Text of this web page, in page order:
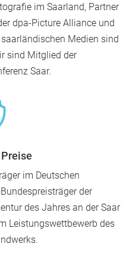
im Saarland, Partner
dpa-Picture Alliance und
Medien sind
sind Mitglied der
Saar.
im Deutschen
der
des Jahres an der Saar
Leistungswettbewerb des